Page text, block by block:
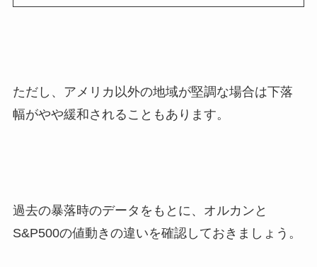
ただし、アメリカ以外の地域が堅調な場合は下落
幅がやや緩和されることもあります。
過去の暴落時のデータをもとに、オルカンと
S&P500の値動きの違いを確認しておきましょう。